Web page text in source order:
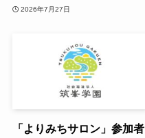
2026年7月27日
「よりみちサロン」参加者